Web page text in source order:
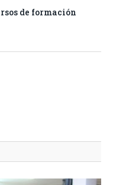
de formación